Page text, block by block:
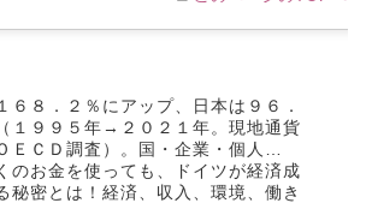
６８．２％にアップ、日本は９６．
１９９５年→２０２１年。現地通貨
ＥＣＤ調査）。国・企業・個人…
のお金を使っても、ドイツが経済成
秘密とは！経済、収入、環境、働き